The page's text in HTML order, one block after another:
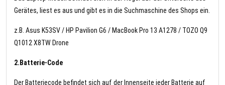
Gerätes, liest es aus und gibt es in die Suchmaschine des Shops ein.
z.B. Asus K53SV / HP Pavilion G6 / MacBook Pro 13 A1278 / TOZO Q9
Q1012 X8TW Drone
2.Batterie-Code
Der Batteriecode befindet sich auf der Innenseite jeder Batterie auf